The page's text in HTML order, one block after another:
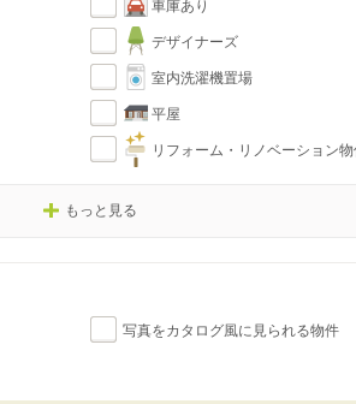
車庫あり
デザイナーズ
室内洗濯機置場
平屋
リフォーム・リノベーション物
もっと見る
写真をカタログ風に見られる物件